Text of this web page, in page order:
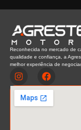
Reconhecida no mercado de
qualidade e confiança, a
melhor experiência de